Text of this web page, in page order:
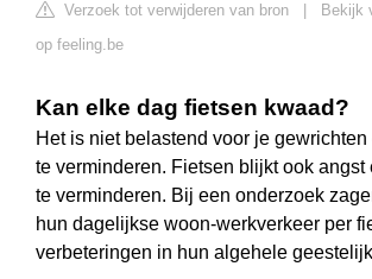
Verzoek tot verwijderen van bron
Bekijk
op feeling.be
Kan elke dag fietsen kwaad?
Het is niet belastend voor je
te verminderen. Fietsen blijkt ook angst
te verminderen. Bij een onderzoek
hun dagelijkse woon-werkverkeer per
verbeteringen in hun algehele